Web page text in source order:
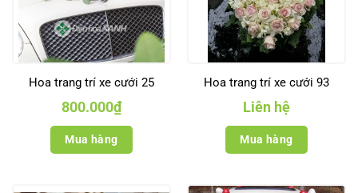
Hoa trang trí xe cưới 25
800.000₫
Mua hàng
Hoa trang trí xe cưới 93
Liên hệ
Mua hàng